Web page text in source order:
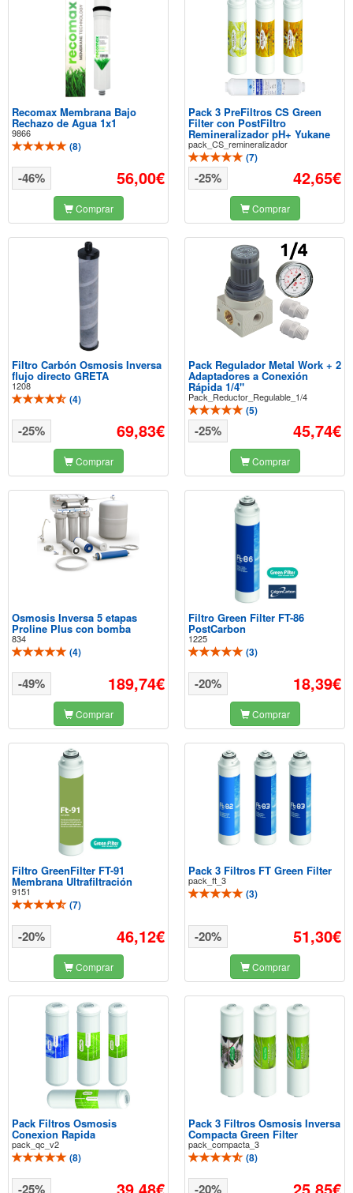
Recomax Membrana Bajo
Rechazo de Agua 1x1
9866
(8)
56,00€
-46%
Comprar
Pack 3 PreFiltros CS Green
Filter con PostFiltro
Remineralizador pH+ Yukane
pack_CS_remineralizador
(7)
42,65€
-25%
Comprar
Filtro Carbón Osmosis Inversa
flujo directo GRETA
1208
(4)
69,83€
-25%
Comprar
Pack Regulador Metal Work + 2
Adaptadores a Conexión
Rápida 1/4"
Pack_Reductor_Regulable_1/4
(5)
45,74€
-25%
Comprar
Osmosis Inversa 5 etapas
Proline Plus con bomba
834
(4)
189,74€
-49%
Comprar
Filtro Green Filter FT-86
PostCarbon
1225
(3)
18,39€
-20%
Comprar
Filtro GreenFilter FT-91
Membrana Ultrafiltración
9151
(7)
46,12€
-20%
Comprar
Pack 3 Filtros FT Green Filter
pack_ft_3
(3)
51,30€
-20%
Comprar
Pack Filtros Osmosis
Conexion Rapida
pack_qc_v2
(8)
-25%
Pack 3 Filtros Osmosis Inversa
Compacta Green Filter
pack_compacta_3
(8)
-20%